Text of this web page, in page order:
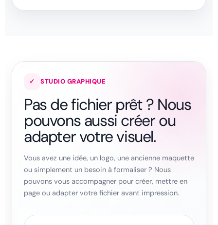
✓ STUDIO GRAPHIQUE
Pas de fichier prêt ? Nous
pouvons aussi créer ou
adapter votre visuel.
Vous avez une idée, un logo, une ancienne maquette
ou simplement un besoin à formaliser ? Nous
pouvons vous accompagner pour créer, mettre en
page ou adapter votre fichier avant impression.